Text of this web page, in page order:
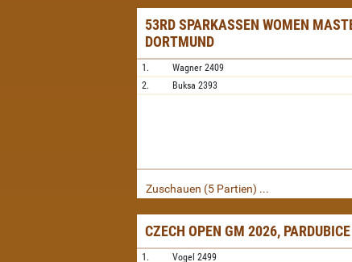
53RD SPARKASSEN WOMEN
DORTMUND
1. Wagner 2409
2.
Buksa 2393
Zuschauen (5 Partien) ...
CZECH OPEN GM 2026, PARDUBICE
1. Vogel 2499